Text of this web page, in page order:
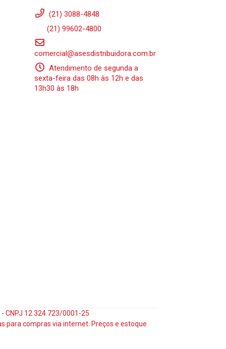
(21) 3088-4848
(21) 99602-4800
comercial@asesdistribuidora.com.br
Atendimento de segunda a
sexta-feira das 08h às 12h e das
13h30 às 18h
CNPJ 12.324.723/0001-25
para compras via internet. Preços e estoque